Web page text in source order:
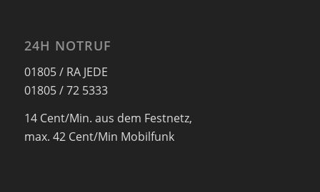
24H NOTRUF
01805 / RA JEDE
01805 / 72 5333
14 Cent/Min. aus dem Festnetz,
max. 42 Cent/Min Mobilfunk